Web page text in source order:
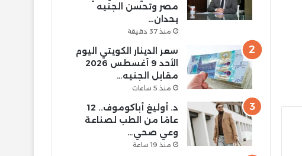
مصر وتحسن الجنيه
يحدان…
منذ 37 دقيقة
سعر الدينار الكويتي اليوم
الأحد 9 أغسطس 2026
مقابل الجنيه…
منذ 5 ساعات
د. أوليغ أباكوموف.. 12
عامًا من الطب لصناعة
وعي صحي…
منذ 19 ساعة